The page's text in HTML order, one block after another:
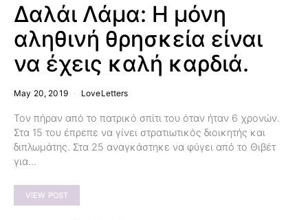
Δαλάι Λάμα: Η μόνη
αληθινή θρησκεία είναι
να έχεις καλή καρδιά.
May 20, 2019 LoveLetters
Τον πήραν από το πατρικό σπίτι του όταν ήταν 6 χρονών.
Στα 15 του έπρεπε να γίνει στρατιωτικός διοικητής και
διπλωμάτης. Στα 25 αναγκάστηκε να φύγει από το Θιβέτ
για…
VIEW POST